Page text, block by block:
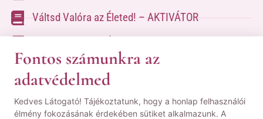
Váltsd Valóra az Életed! – AKTIVÁTOR
A kapcsolatfelvételhez kérlek tölsd ki az űrlapot
aKapcsolat oldalon
Fontos számunkra az
adatvédelmed
Kedves Látogató! Tájékoztatunk, hogy a honlap felhasználói
élmény fokozásának érdekében sütiket alkalmazunk. A